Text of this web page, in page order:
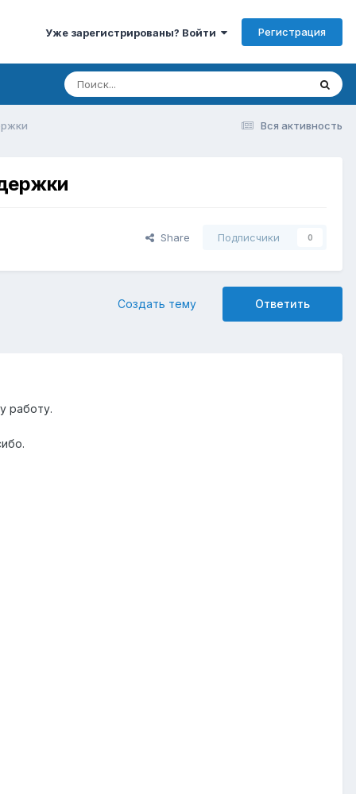
Уже зарегистрированы? Войти Регистрация
Вся активность
Share Подписчики 0
Ответить
Создать тему
работу.